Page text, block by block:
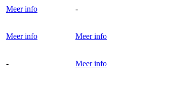
Meer info -
Meer info Meer info
- Meer info